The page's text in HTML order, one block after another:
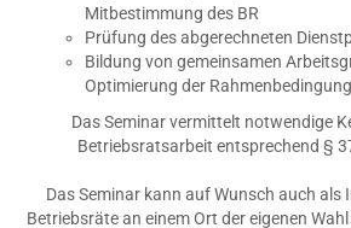
Mitbestimmung des BR
Prüfung des abgerechneten
Bildung von gemeinsamen
Optimierung der
Das Seminar vermittelt notwendige
Betriebsratsarbeit entsprechend §
Das Seminar kann auf Wunsch auch als
Betriebsräte an einem Ort der eigenen